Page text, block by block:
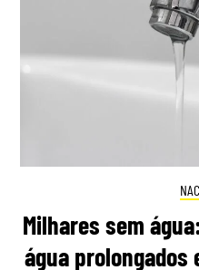
Milhares sem
água prolongados